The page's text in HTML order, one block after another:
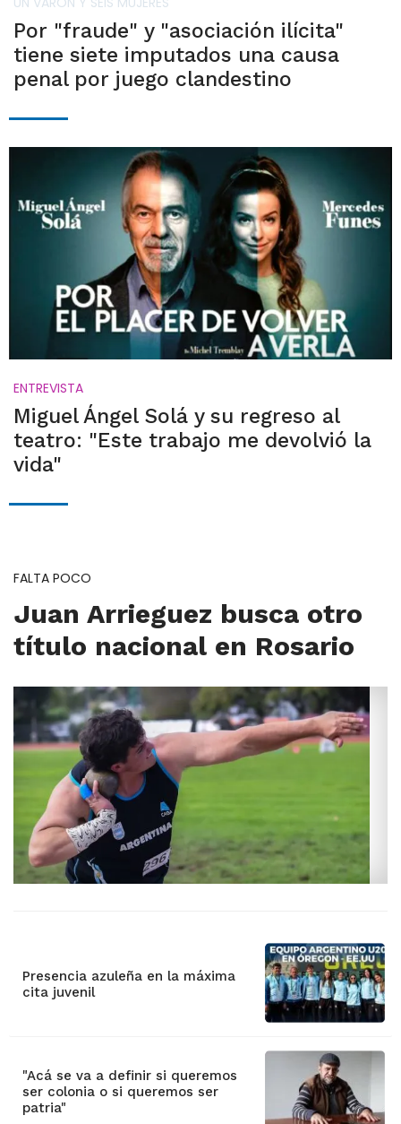
Por "fraude" y "asociación ilícita"
tiene siete imputados una causa
penal por juego clandestino
ENTREVISTA
Miguel Ángel Solá y su regreso al
teatro: "Este trabajo me devolvió la
vida"
FALTA POCO
Juan Arrieguez busca otro
título nacional en Rosario
Presencia azuleña en la máxima
cita juvenil
"Acá se va a definir si queremos
ser colonia o si queremos ser
patria"